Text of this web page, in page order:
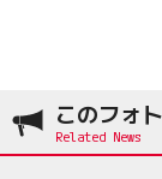
このフォ